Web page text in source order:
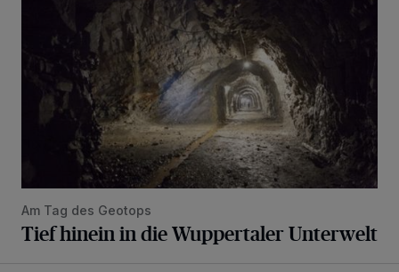
Am Tag des Geotops
Tief hinein in die Wuppertaler Unterwelt